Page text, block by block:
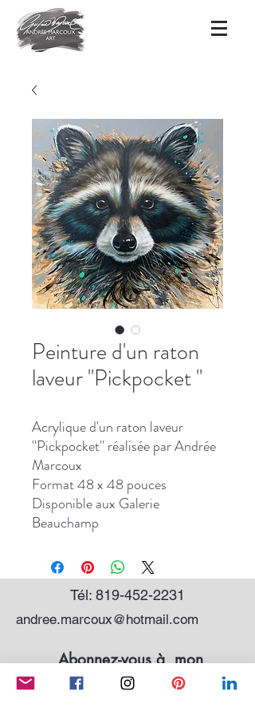
Peinture d'un raton
laveur ''Pickpocket ''
Acrylique d'un raton laveur
''Pickpocket'' réalisée par Andrée
Marcoux
Format 48 x 48 pouces
Disponible aux Galerie
Beauchamp
Tél: 819-452-2231
andree.marcoux@hotmail.com
Abonnez-vous à mon
infolettre